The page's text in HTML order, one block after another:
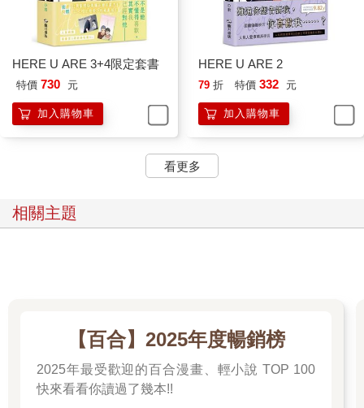
HERE U ARE 3+4限定套書
特價 730 元
加入購物車
HERE U ARE 2
79 折 特價 332 元
加入購物車
看更多
相關主題
【百合】2025年度暢銷榜
2025年最受歡迎的百合漫畫、輕小說 TOP 100
快來看看你讀過了幾本!!